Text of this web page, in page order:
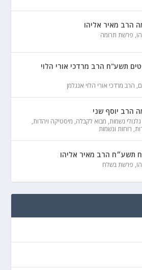
הרב מאיר אליהו
, פרשת תרומה
תשע"ח הרב מרדכי אורי הלוי
, הרב מרדכי אורי הלוי אנגלמן
הרב יוסף שני
גלגולי נשמות, מבוא לקבלה, מיסטיקה ויהדות,
, רוחות ונשמות
תשע״ח הרב מאיר אליהו
, פרשת בשלח